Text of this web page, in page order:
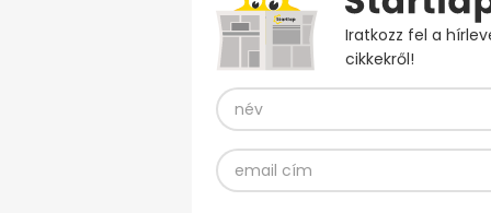
Iratkozz fel a
cikkekről!